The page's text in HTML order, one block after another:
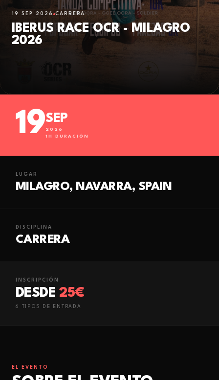
19 SEP 2026 CARRERA
IBERUS RACE OCR - MILAGRO
2026
19SEP
2026
1H DURACIÓN
LUGAR
MILAGRO, NAVARRA, SPAIN
DISCIPLINA
CARRERA
INSCRIPCIÓN
DESDE 25€
6 TIPO S DE ENTRADA
EL EVENTO